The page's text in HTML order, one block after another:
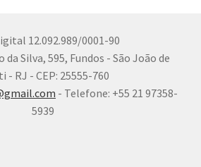
12.092.989/0001-90
Silva, 595, Fundos - São João de
- RJ - CEP: 25555-760
- Telefone: +55 21 97358-
5939